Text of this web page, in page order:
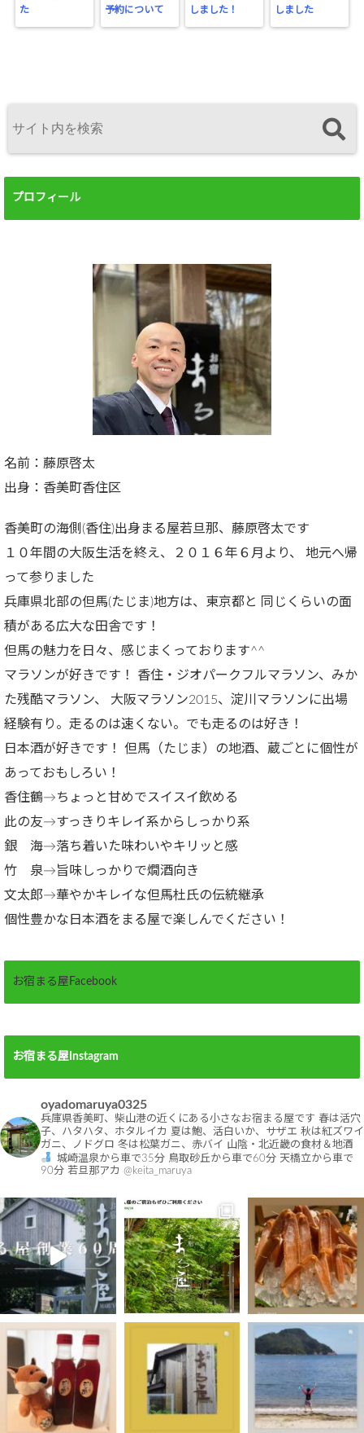
た
予約について
しました！
しました
プロフィール
名前：藤原啓太
出身：香美町香住区
香美町の海側(香住)出身まる屋若旦那、藤原啓太です
１０年間の大阪生活を終え、２０１６年６月より、 地元へ帰
って参りました
兵庫県北部の但馬(たじま)地方は、東京都と 同じくらいの面
積がある広大な田舎です！
但馬の魅力を日々、感じまくっております^^
マラソンが好きです！ 香住・ジオパークフルマラソン、みか
た残酷マラソン、 大阪マラソン2015、淀川マラソンに出場
経験有り。走るのは速くない。でも走るのは好き！
日本酒が好きです！ 但馬（たじま）の地酒、蔵ごとに個性が
あっておもしろい！
香住鶴→ちょっと甘めでスイスイ飲める
此の友→すっきりキレイ系からしっかり系
銀 海→落ち着いた味わいやキリッと感
竹 泉→旨味しっかりで燗酒向き
文太郎→華やかキレイな但馬杜氏の伝統継承
個性豊かな日本酒をまる屋で楽しんでください！
お宿まる屋Facebook
お宿まる屋Instagram
oyadomaruya0325
兵庫県香美町、柴山港の近くにある小さなお宿まる屋です 春は活穴
子、ハタハタ、ホタルイカ 夏は鮑、活白いか、サザエ 秋は紅ズワイ
ガニ、ノドグロ 冬は松葉ガニ、赤バイ 山陰・北近畿の食材＆地酒
城崎温泉から車で35分 鳥取砂丘から車で60分 天橋立から車で
90分 若旦那アカ @keita_maruya